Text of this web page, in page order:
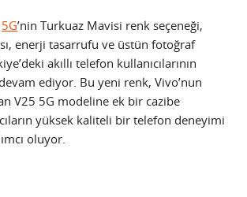
5G’nin Turkuaz Mavisi renk seçeneği,
enerji tasarrufu ve üstün fotoğraf
akıllı telefon kullanıcılarının
ediyor. Bu yeni renk, Vivo’nun
V25 5G modeline ek bir cazibe
yüksek kaliteli bir telefon deneyimi
oluyor.